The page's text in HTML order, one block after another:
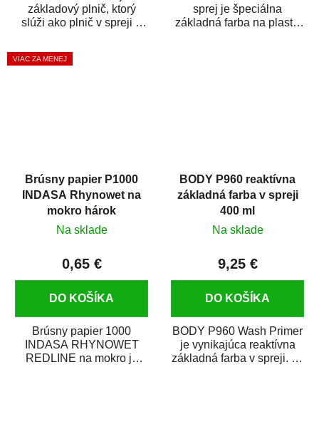
základový plnič, ktorý
slúži ako plnič v spreji a
zároveň. HB BODY...
sprej je špeciálna
základná farba na plasty,
VIAC ZA MENEJ
Brúsny papier P1000
INDASA Rhynowet na
mokro hárok
Na sklade
0,65 €
DO KOŠÍKA
Brúsny papier 1000
INDASA RHYNOWET
REDLINE na mokro je
BODY P960 reaktívna
základná farba v spreji
400 ml
Na sklade
9,25 €
DO KOŠÍKA
BODY P960 Wash Primer
je vynikajúca reaktívna
základná farba v spreji. Je